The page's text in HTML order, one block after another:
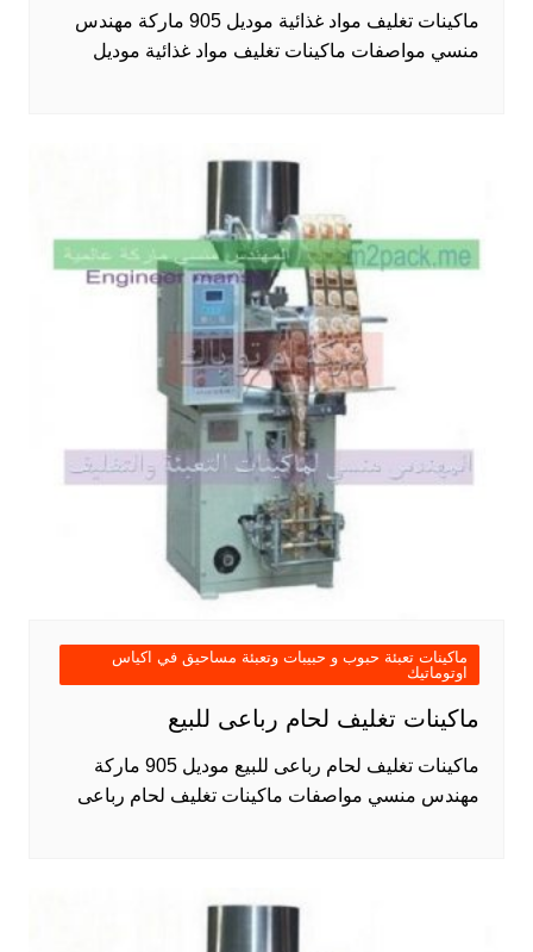
ماكينات تغليف مواد غذائية موديل 905 ماركة مهندس
منسي مواصفات ماكينات تغليف مواد غذائية موديل
ماكينات تعبئة حبوب و حبيبات وتعبئة مساحيق في اكياس
اوتوماتيك
ماكينات تغليف لحام رباعى للبيع
ماكينات تغليف لحام رباعى للبيع موديل 905 ماركة
مهندس منسي مواصفات ماكينات تغليف لحام رباعى